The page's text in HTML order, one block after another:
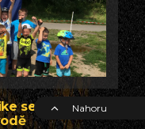
series 2020 po
Nahoru